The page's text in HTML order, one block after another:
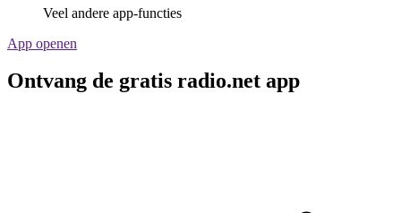
Veel andere app-functies
App openen
Ontvang de gratis radio.net app